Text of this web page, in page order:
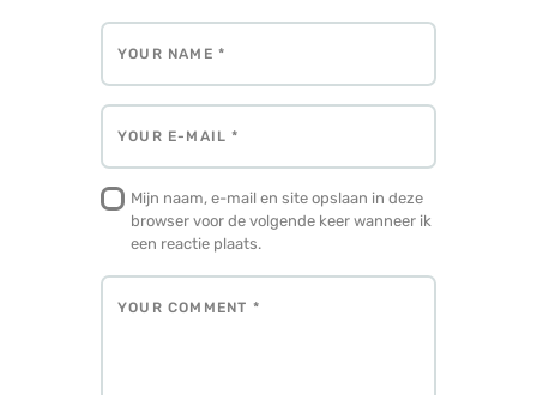
Mijn naam, e-mail en site opslaan in deze
browser voor de volgende keer wanneer ik
een reactie plaats.